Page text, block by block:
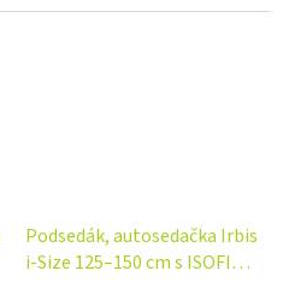
Podsedák, autosedačka Irbis
i-Size 125–150 cm s ISOFIX –